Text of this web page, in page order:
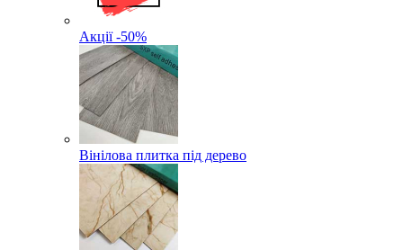
Акції -50%
Вінілова плитка під дерево